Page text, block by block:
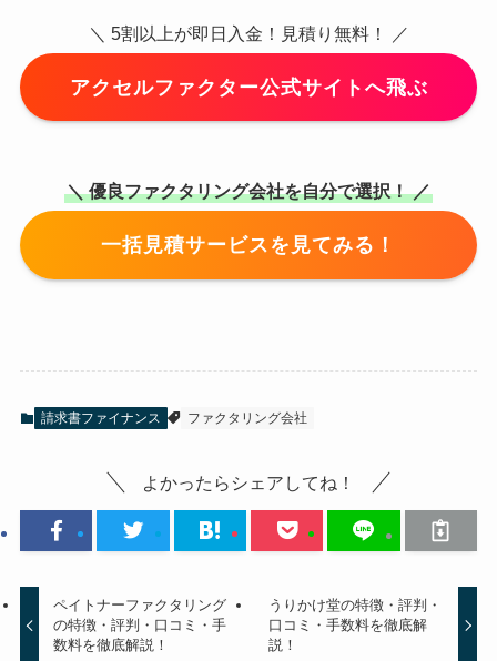
＼ 5割以上が即日入金！見積り無料！ ／
アクセルファクター公式サイトへ飛ぶ
＼ 優良ファクタリング会社を自分で選択！ ／
一括見積サービスを見てみる！
請求書ファイナンス ファクタリング会社
よかったらシェアしてね！
ペイトナーファクタリング
の特徴・評判・口コミ・手
数料を徹底解説！
うりかけ堂の特徴・評判・
口コミ・手数料を徹底解
説！